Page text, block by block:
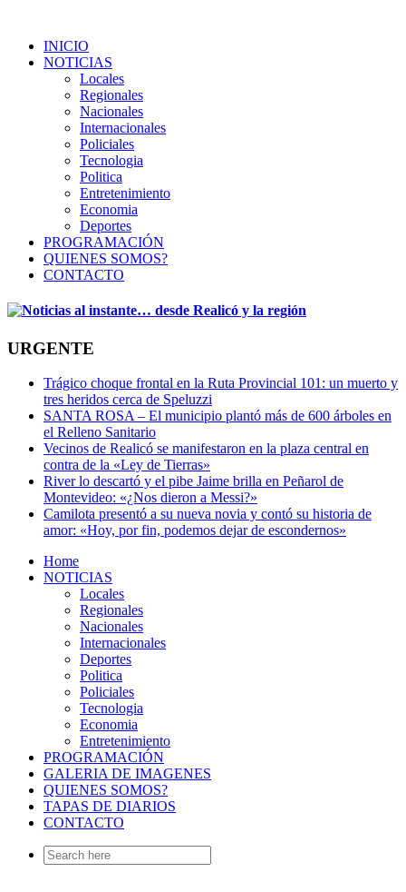
INICIO
NOTICIAS
Locales
Regionales
Nacionales
Internacionales
Policiales
Tecnologia
Politica
Entretenimiento
Economia
Deportes
PROGRAMACIÓN
QUIENES SOMOS?
CONTACTO
URGENTE
Trágico choque frontal en la Ruta Provincial 101: un muerto y
tres heridos cerca de Speluzzi
SANTA ROSA – El municipio plantó más de 600 árboles en
el Relleno Sanitario
Vecinos de Realicó se manifestaron en la plaza central en
contra de la «Ley de Tierras»
River lo descartó y el pibe Jaime brilla en Peñarol de
Montevideo: «¿Nos dieron a Messi?»
Camilota presentó a su nueva novia y contó su historia de
amor: «Hoy, por fin, podemos dejar de escondernos»
Home
NOTICIAS
Locales
Regionales
Nacionales
Internacionales
Deportes
Politica
Policiales
Tecnologia
Economia
Entretenimiento
PROGRAMACIÓN
GALERIA DE IMAGENES
QUIENES SOMOS?
TAPAS DE DIARIOS
CONTACTO
Search
for: